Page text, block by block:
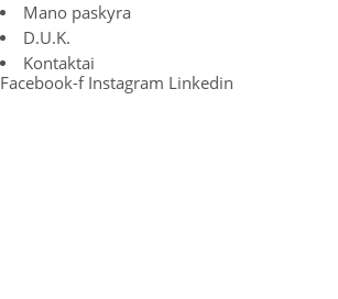
Mano paskyra
D.U.K.
Kontaktai
Facebook-f Instagram Linkedin